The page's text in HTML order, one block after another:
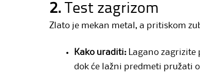
2. Test zagrizom
Zlato je mekan metal, a pritiskom
Kako uraditi: Lagano
dok će lažni predmeti pružati